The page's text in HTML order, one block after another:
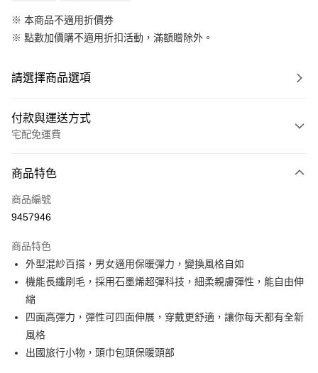
※ 本商品不適用折價券
※ 點數加價購不適用折扣活動，滿額贈除外。
請選擇商品選項
付款與運送方式
宅配免運費
信用卡一次付款
LINE Pay
悠遊付
Google Pay
全盈+PAY
ATM付款
商品特色
商品編號
9457946
商品特色
外型混紗百搭，男女適用保暖彈力，變換風格自如
機能長纖刷毛，採用石墨烯超彈科技，細柔親膚彈性，能自由伸
縮
四面高彈力，彈性可四面伸展，穿戴更舒適，讓你每天都有全新
風格
出國旅行小物，頭巾包頭保暖頭部